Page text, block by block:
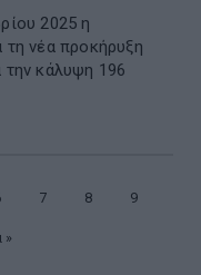
2025 η
τη νέα προκήρυξη
κάλυψη 196
Σελίδα
7 Σελίδα
8 Σελίδα
9
»